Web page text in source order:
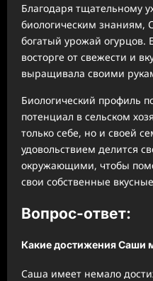
Благодаря тщательному
биологическим знаниям,
богатый урожай огурцов.
восторге от свежести и
выращивала своими
Биологический профиль
потенциал в сельском
только себе, но и своей
удовольствием делится
окружающими, чтобы
свои собственные
Вопрос-ответ:
Какие достижения Саши
Саша имеет немало